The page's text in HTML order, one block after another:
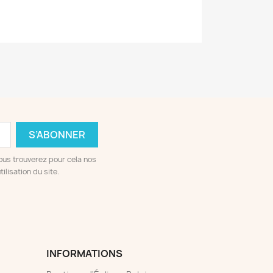
trouverez pour cela nos
du site.
INFORMATIONS